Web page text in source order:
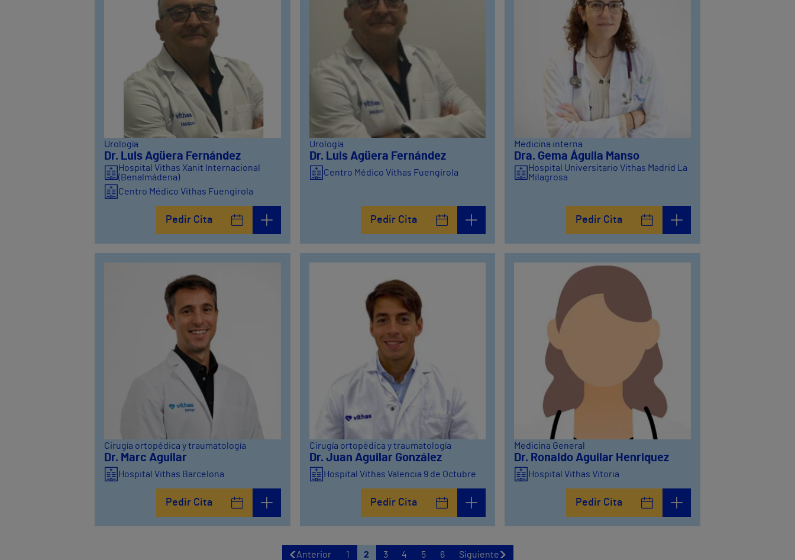
Urología
Dr. Luis Agüera Fernández
Hospital Vithas Xanit Internacional
(Benalmádena)
Centro Médico Vithas Fuengirola
Pedir Cita
Urología
Dr. Luis Agüera Fernández
Centro Médico Vithas Fuengirola
Pedir Cita
Medicina interna
Dra. Gema Águila Manso
Hospital Universitario Vithas Madrid La
Milagrosa
Pedir Cita
Cirugía ortopédica y traumatología
Dr. Marc Aguilar
Hospital Vithas Barcelona
Pedir Cita
Cirugía ortopédica y traumatología
Dr. Juan Aguilar González
Hospital Vithas Valencia 9 de Octubre
Pedir Cita
Medicina General
Dr. Ronaldo Aguilar Henriquez
Hospital Vithas Vitoria
Pedir Cita
Anterior 1 2 3 4 5 6 Siguiente